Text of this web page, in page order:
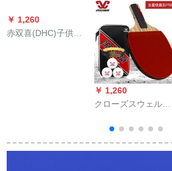
￥ 1,260
赤双喜(DHC)子供向
￥ 1,260
クローズスウェルロ
ト5星六星シングルス
攻撃用シーベルトの